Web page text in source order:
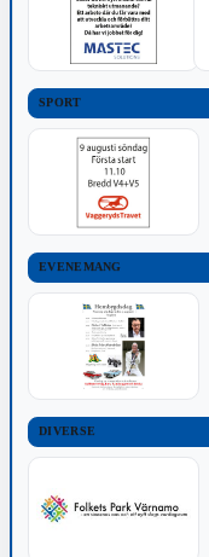
SPORT
EVENEMANG
DIVERSE